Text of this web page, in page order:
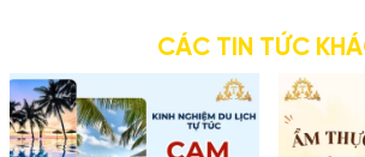
CÁC TIN TỨC